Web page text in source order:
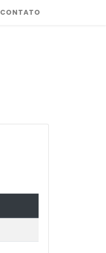
CONTATO